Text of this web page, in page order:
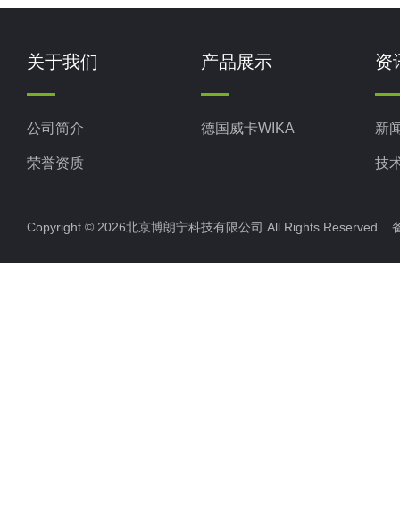
关于我们
公司简介
荣誉资质
产品展示
德国威卡WIKA
资
新
技
Copyright © 2026北京博朗宁科技有限公司 All Rights Reserved